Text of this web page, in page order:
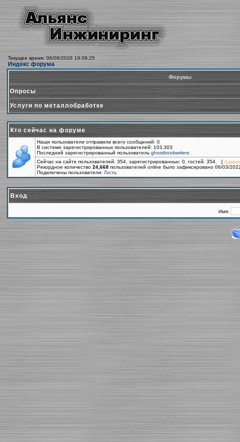
Текущее время: 06/08/2026 19:09:25
Индекс форума
Форумы
Опросы
Услуги по металлобработке
Кто сейчас на форуме
Наши пользователи отправили всего сообщений: 0
В системе зарегистрированных пользователей: 103,303
Последний зарегистрированный пользователь ghostbookwriters
Сейчас на сайте пользователей: 354, зарегистрированных: 0, гостей: 354. [
Рекордное количество 24,668 пользователей online было зафиксировано 06/03/
Подключены пользователи: Гость
Вход
Имя: